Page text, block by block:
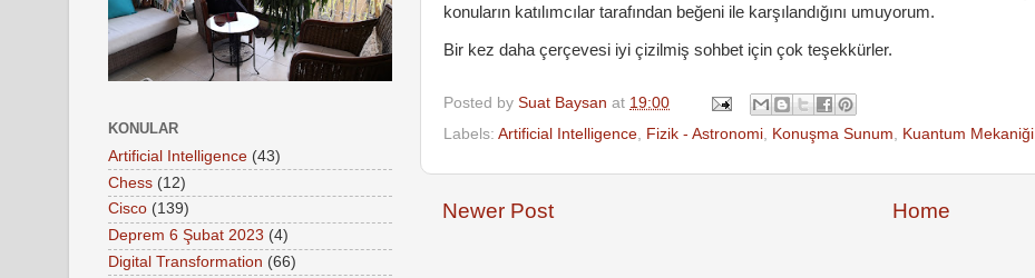
konuların katılımcılar tarafından beğeni ile karşılandığını umuyorum.
Bir kez daha çerçevesi iyi çizilmiş sohbet için çok teşekkürler.
Posted by Suat Baysan at 19:00
Labels: Artificial Intelligence Fizik - Astronomi Konuşma Sunum Kuantum Mekaniği
Newer Post Home
KONULAR
Artificial Intelligence (43)
Chess (12)
Cisco (139)
Deprem 6 Şubat 2023 (4)
Digital Transformation (66)